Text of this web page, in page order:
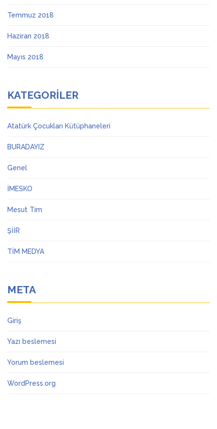
Temmuz 2018
Haziran 2018
Mayıs 2018
KATEGORILER
Atatürk Çocukları Kütüphaneleri
BURADAYIZ
Genel
İMESKO
Mesut Tim
ŞİİR
TİM MEDYA
META
Giriş
Yazı beslemesi
Yorum beslemesi
WordPress.org